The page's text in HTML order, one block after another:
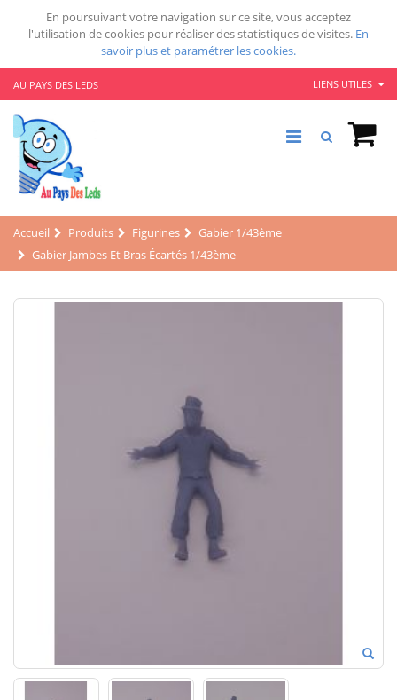
En poursuivant votre navigation sur ce site, vous acceptez
l'utilisation de cookies pour réaliser des statistiques de visites. En
savoir plus et paramétrer les cookies.
AU PAYS DES LEDS LIENS UTILES
Accueil Produits Figurines
Gabier 1/43ème
Gabier Jambes Et Bras Écartés 1/43ème